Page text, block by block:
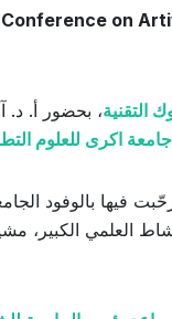
on
التقنية، بحضور أ. د.
جامعة اكرى للعلوم
فيها بالوفود
العلمي الكبير،